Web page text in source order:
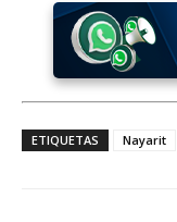
ETIQUETAS Nayarit